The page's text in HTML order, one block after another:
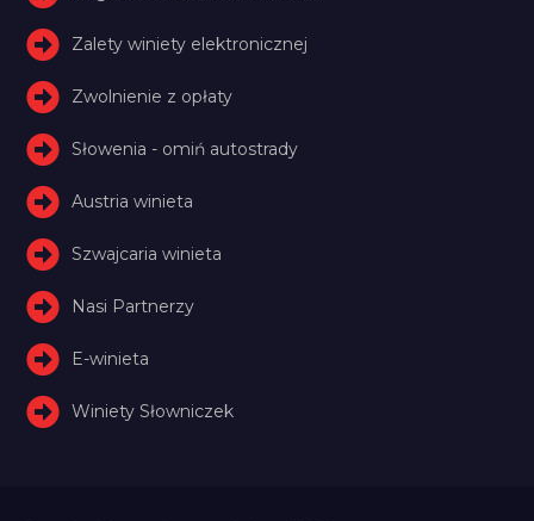
Zalety winiety elektronicznej
Zwolnienie z opłaty
Słowenia - omiń autostrady
Austria winieta
Szwajcaria winieta
Nasi Partnerzy
E-winieta
Winiety Słowniczek